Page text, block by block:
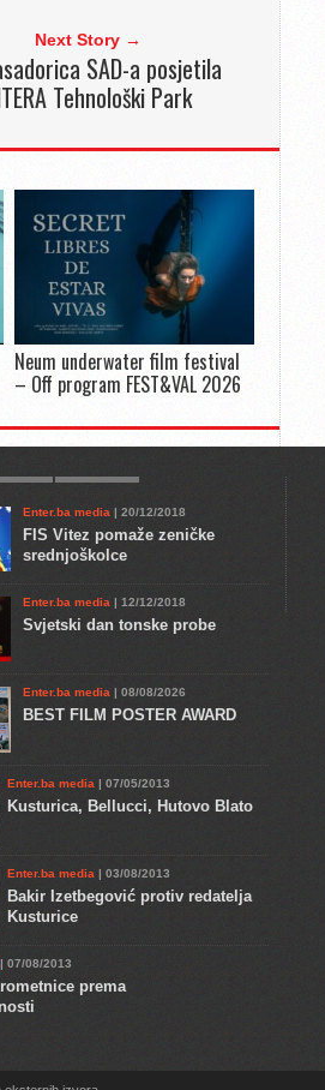
Next Story →
SAD-a posjetila
Tehnološki Park
Neum underwater film festival
– Off program FEST&VAL 2026
Enter.ba media | 20/12/2018
FIS Vitez pomaže zeničke
srednjoškolce
Enter.ba media | 12/12/2018
Svjetski dan tonske probe
Enter.ba media | 08/08/2026
BEST FILM POSTER AWARD
Enter.ba media | 07/05/2013
Kusturica, Bellucci, Hutovo Blato
Enter.ba media | 03/08/2013
Bakir Izetbegović protiv redatelja
Kusturice
| 07/08/2013
prema